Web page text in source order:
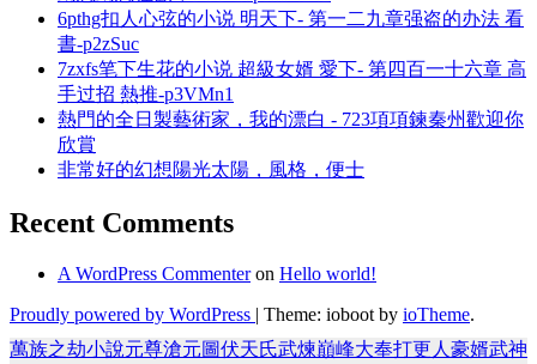
6pthg扣人心弦的小说 明天下- 第一二九章强盗的办法 看
書-p2zSuc
7zxfs笔下生花的小说 超級女婿 愛下- 第四百一十六章 高
手过招 熱推-p3VMn1
熱門的全日製藝術家，我的漂白 - 723項項鍊秦州歡迎你
欣賞
非常好的幻想陽光太陽，風格，便士
Recent Comments
A WordPress Commenteron Hello world!
Proudly powered by WordPress | Theme: ioboot by ioTheme.
萬族之劫小說元尊滄元圖伏天氏武煉巔峰大奉打更人 豪婿武神